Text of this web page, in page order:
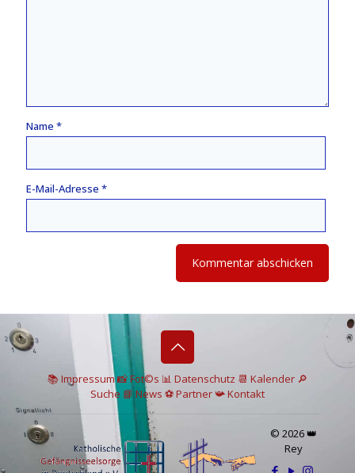
Name *
E-Mail-Adresse *
📚 Impressum📸Fot©s 📊 Datenschutz 📆 Kalender 🔎
Suche 📘 News ⚽Partner📯Kontakt
© 2026 👑
Rey